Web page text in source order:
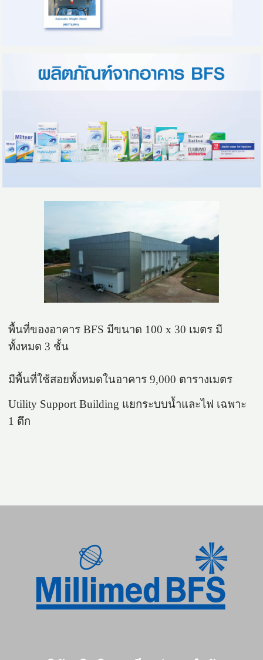
พื้นที่ของอาคาร BFS มีขนาด 100 x 30 เมตร มี
ทั้งหมด 3 ชั้น
มีพื้นที่ใช้สอยทั้งหมดในอาคาร 9,000 ตารางเมตร
Utility Support Building แยกระบบน้ำและไฟ เฉพาะ
1 ตึก